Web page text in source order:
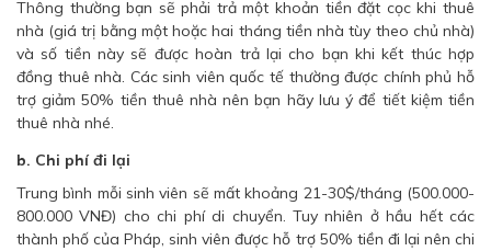
Thông thường bạn sẽ phải trả một khoản tiền đặt cọc khi thuê
nhà (giá trị bằng một hoặc hai tháng tiền nhà tùy theo chủ nhà)
và số tiền này sẽ được hoàn trả lại cho bạn khi kết thúc hợp
đồng thuê nhà. Các sinh viên quốc tế thường được chính phủ hỗ
trợ giảm 50% tiền thuê nhà nên bạn hãy lưu ý để tiết kiệm tiền
thuê nhà nhé.
b. Chi phí đi lại
Trung bình mỗi sinh viên sẽ mất khoảng 21-30$/tháng (500.000-
800.000 VNĐ) cho chi phí di chuyển. Tuy nhiên ở hầu hết các
thành phố của Pháp, sinh viên được hỗ trợ 50% tiền đi lại nên chi